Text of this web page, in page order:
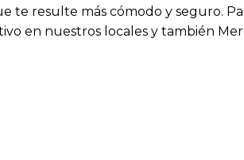
te resulte más cómodo y seguro.
en nuestros locales y también